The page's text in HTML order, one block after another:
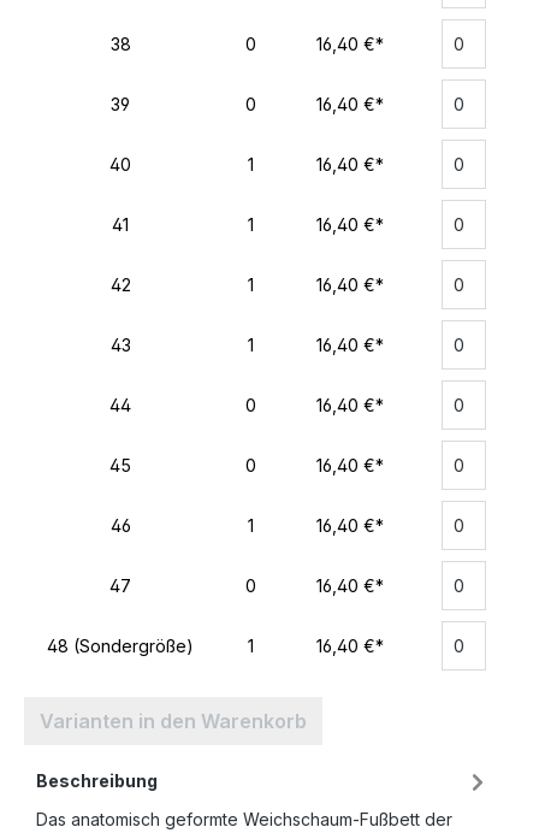
38 0 16,40 €*
39 0 16,40 €*
40 1 16,40 €*
41 1 16,40 €*
42 1 16,40 €*
43 1 16,40 €*
44 0 16,40 €*
45 0 16,40 €*
46 1 16,40 €*
47 0 16,40 €*
48 (Sondergröße) 1 16,40 €*
Varianten in den Warenkorb
Beschreibung
Das anatomisch geformte Weichschaum-Fußbett der